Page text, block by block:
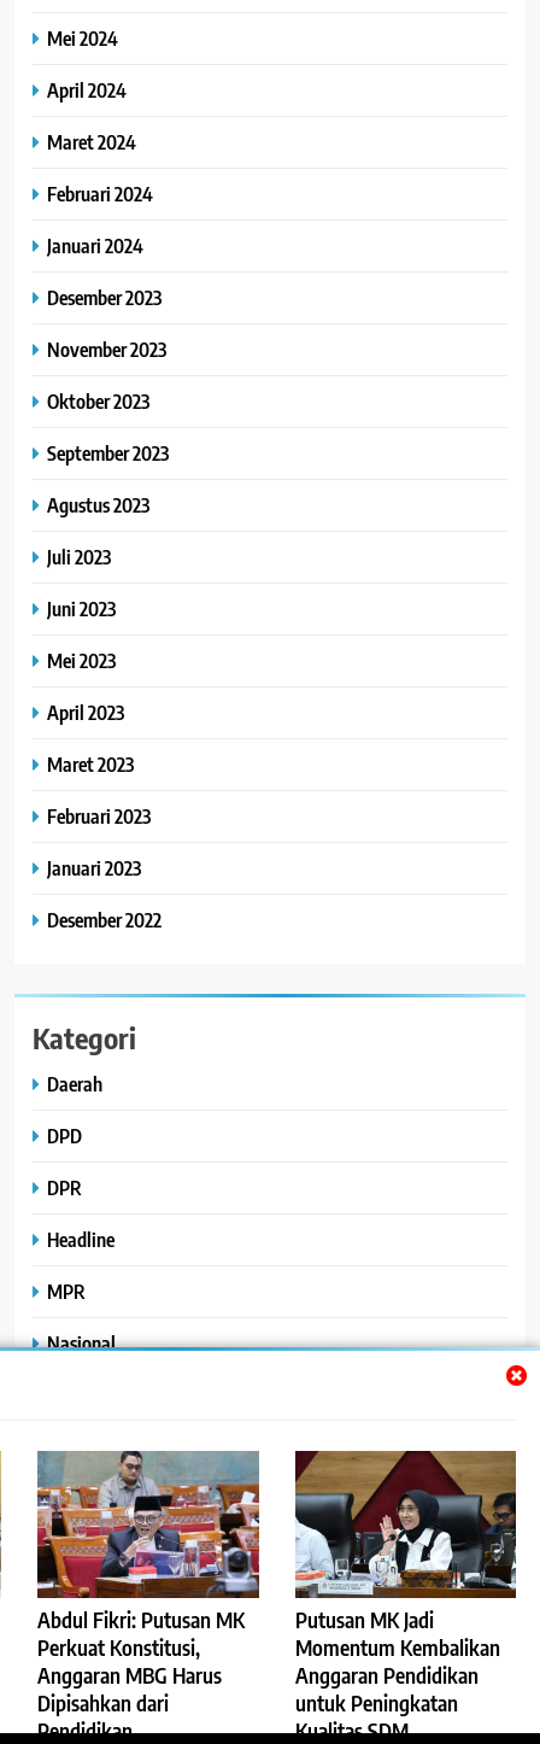
Abdul Fikri: Putusan MK
Perkuat Konstitusi,
Anggaran MBG Harus
Dipisahkan dari
Pendidikan
Putusan MK Jadi
Momentum Kembalikan
Anggaran Pendidikan
untuk Peningkatan
Kualitas SDM
Mei 2024
April 2024
Maret 2024
Februari 2024
Januari 2024
Desember 2023
November 2023
Oktober 2023
September 2023
Agustus 2023
Juli 2023
Juni 2023
Mei 2023
April 2023
Maret 2023
Februari 2023
Januari 2023
Desember 2022
Kategori
Daerah
DPD
DPR
Headline
MPR
Nasional
Polhukam
Uncategorized
©2023 ReportaseBisnis.
Redaksi
Pedoman Pemberitaan Media Siber
Privacy Policy
Disclaimer